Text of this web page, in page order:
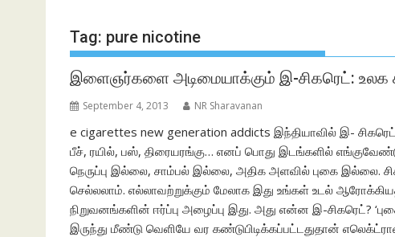
Tag: pure nicotine
இளைஞர்களை அடிமையாக்கும் இ-சிகரெட்: உலக
September 4, 2013 NR Sharavanan
e cigarettes new generation addicts இந்தியாவில் இ-
பீச், ரயில், பஸ், திரையரங்கு… எனப் பொது இடங்களில்
நெருப்பு இல்லை, சாம்பல் இல்லை, அதிக அளவில் புகை இல்லை.
செல்லலாம். எல்லாவற்றுக்கும் மேலாக இது உங்கள் உடல்
நிறுவனங்களின் ஈர்ப்பு அழைப்பு இது. அது என்ன இ-சிகரெட்?
இருந்து மீண்டு வெளியே வர கண்டுபிடிக்கப்பட்டதுதான்